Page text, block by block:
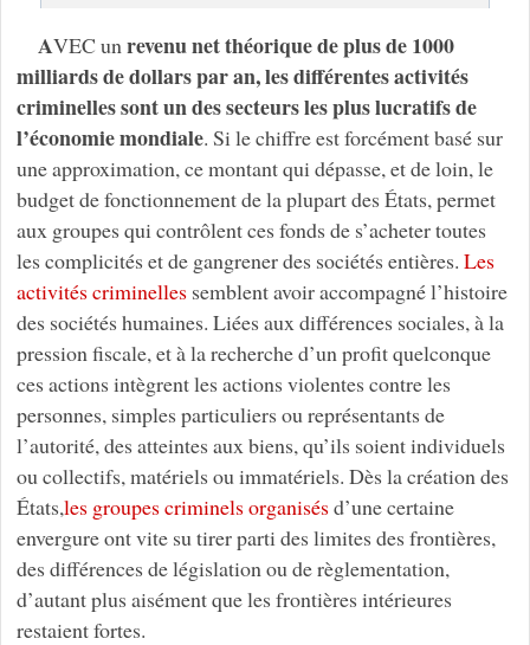
AVEC un revenu net théorique de plus de 1000
milliards de dollars par an, les différentes activités
criminelles sont un des secteurs les plus lucratifs de
l’économie mondiale. Si le chiffre est forcément basé sur
une approximation, ce montant qui dépasse, et de loin, le
budget de fonctionnement de la plupart des États, permet
aux groupes qui contrôlent ces fonds de s’acheter toutes
les complicités et de gangrener des sociétés entières. Les
activités criminellessemblent avoir accompagné l’histoire
des sociétés humaines. Liées aux différences sociales, à la
pression fiscale, et à la recherche d’un profit quelconque
ces actions intègrent les actions violentes contre les
personnes, simples particuliers ou représentants de
l’autorité, des atteintes aux biens, qu’ils soient individuels
ou collectifs, matériels ou immatériels. Dès la création des
États,les groupes criminels organisésd’une certaine
envergure ont vite su tirer parti des limites des frontières,
des différences de législation ou de règlementation,
d’autant plus aisément que les frontières intérieures
restaient fortes.